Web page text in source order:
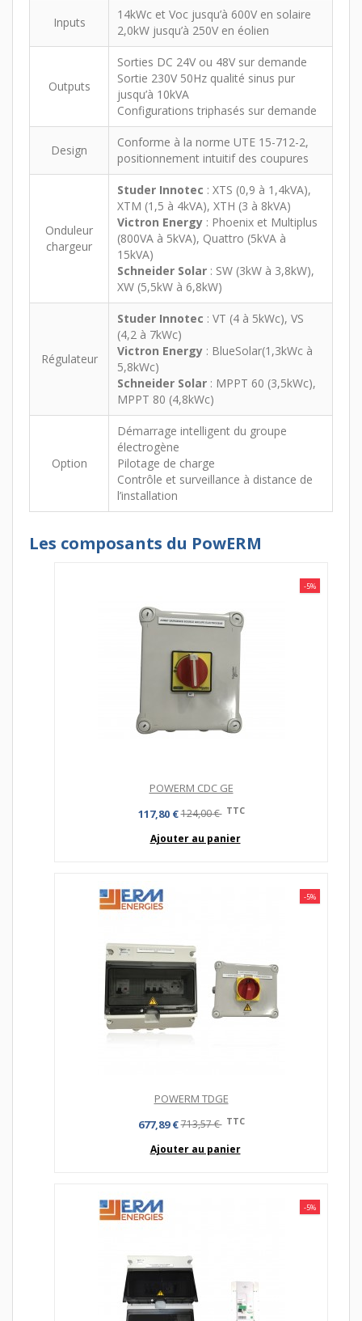
Inputs
14kWc et Voc jusqu’à 600V en solaire
2,0kW jusqu’à 250V en éolien
Outputs
Sorties DC 24V ou 48V sur demande
Sortie 230V 50Hz qualité sinus pur
jusqu’à 10kVA
Configurations triphasés sur demande
Design
Conforme à la norme UTE 15-712-2,
positionnement intuitif des coupures
Onduleur
chargeur
Studer Innotec : XTS (0,9 à 1,4kVA),
XTM (1,5 à 4kVA), XTH (3 à 8kVA)
Victron Energy : Phoenix et Multiplus
(800VA à 5kVA), Quattro (5kVA à
15kVA)
Schneider Solar : SW (3kW à 3,8kW),
XW (5,5kW à 6,8kW)
Régulateur
Studer Innotec : VT (4 à 5kWc), VS
(4,2 à 7kWc)
Victron Energy : BlueSolar(1,3kWc à
5,8kWc)
Schneider Solar : MPPT 60 (3,5kWc),
MPPT 80 (4,8kWc)
Option
Démarrage intelligent du groupe
électrogène
Pilotage de charge
Contrôle et surveillance à distance de
l’installation
Les composants du PowERM
-5%
POWERM CDC GE
117,80 €124,00 € TTC
Ajouter au panier
-5%
POWERM TDGE
677,89 €713,57 € TTC
Ajouter au panier
-5%